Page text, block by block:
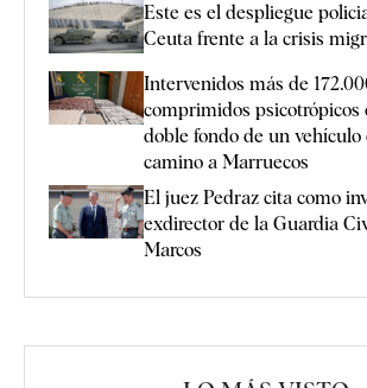
Este es el despliegue
Ceuta frente a la crisis
Intervenidos más de
comprimidos psicotrópicos
doble fondo de un vehículo
camino a Marruecos
El juez Pedraz cita como
exdirector de la Guardia
Marcos